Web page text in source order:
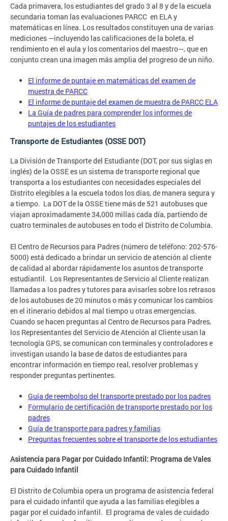
Cada primavera, los estudiantes del grado 3 al 8 y de la escuela
secundaria toman las evaluaciones PARCC en ELA y
matemáticas en línea. Los resultados constituyen una de varias
mediciones —incluyendo las calificaciones de la boleta, el
rendimiento en el aula y los comentarios del maestro—, que en
conjunto crean una imagen más amplia del progreso de un niño.
El informe de puntaje en matemáticas del examen de
muestra de PARCC
El informe de puntaje del examen de muestra de PARCC ELA
La Guía de padres para comprender los informes de
puntajes de los estudiantes
Transporte de Estudiantes (OSSE DOT)
La División de Transporte del Estudiante (DOT, por sus siglas en
inglés) de la OSSE es un sistema de transporte regional que
transporta a los estudiantes con necesidades especiales del
Distrito elegibles a la escuela todos los días, de manera segura y
a tiempo. La DOT de la OSSE tiene más de 521 autobuses que
viajan aproximadamente 34,000 millas cada día, partiendo de
cuatro terminales de autobuses en todo el Distrito de Columbia.
El Centro de Recursos para Padres (número de teléfono: 202-576-
5000) está dedicado a brindar un servicio de atención al cliente
de calidad al abordar rápidamente los asuntos de transporte
estudiantil. Los Representantes de Servicio al Cliente realizan
llamadas a los padres y tutores para avisarles sobre los retrasos
de los autobuses de 20 minutos o más y comunicar los cambios
en el itinerario debidos al mal tiempo u otras emergencias.
Cuando se hacen preguntas al Centro de Recursos para Padres,
los Representantes del Servicio de Atención al Cliente usan la
tecnología GPS, se comunican con terminales y controladores e
investigan usando la base de datos de estudiantes para
encontrar información en tiempo real, resolver problemas y
responder preguntas pertinentes.
Guía de reembolso del transporte prestado por los padres
Formulario de certificación de transporte prestado por los
padres
Guía de transporte para padres y familias
Preguntas frecuentes sobre el transporte de los estudiantes
Asistencia para Pagar por Cuidado Infantil: Programa de Vales
para Cuidado Infantil
El Distrito de Columbia opera un programa de asistencia federal
para el cuidado infantil que ayuda a las familias elegibles a
pagar por el cuidado infantil. El programa de vales de cuidado